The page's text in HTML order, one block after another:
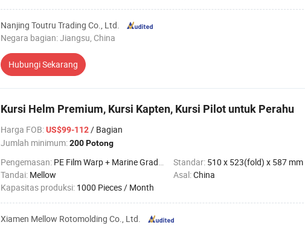
Nanjing Toutru Trading Co., Ltd.
Negara bagian: Jiangsu, China
Hubungi Sekarang
Kursi Helm Premium, Kursi Kapten, Kursi Pilot untuk Perahu
Harga FOB:US$99-112/ Bagian
Jumlah minimum:200 Potong
Pengemasan: PE Film Warp + Marine Grade Carton Standar: 510 x 523(fold) x 587 mm
Tandai: Mellow Asal:China
Kapasitas produksi: 1000 Pieces / Month
Xiamen Mellow Rotomolding Co., Ltd.